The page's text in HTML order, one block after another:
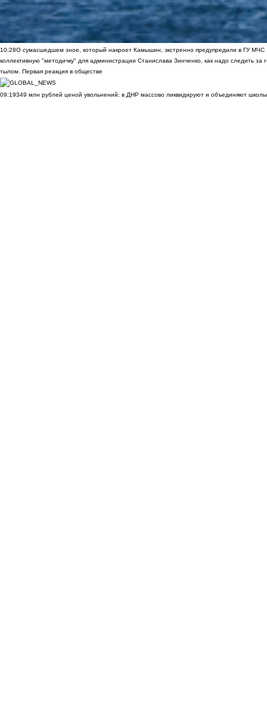
10:28О сумасшедшем зное, который накроет Камышин, экстренно предупредили в ГУ МЧС
коллективную "методичку" для администрации Станислава Зинченко, как надо следить за
тылом. Первая реакция в обществе
09:19349 млн рублей ценой увольнений: в ДНР массово ликвидируют и объединяют